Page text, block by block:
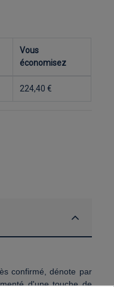
Vous
économisez
224,40 €
confirmé, dénote par
d'une touche de